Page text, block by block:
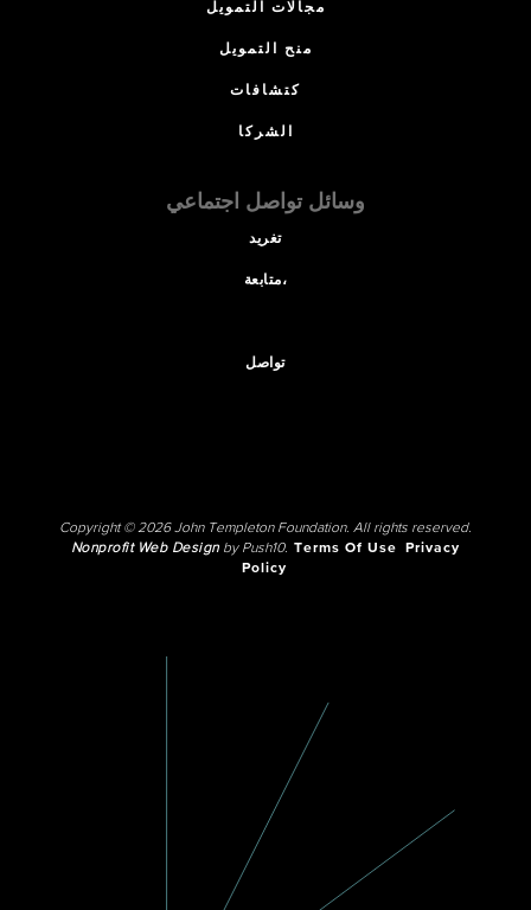
مجالات التمويل
منح التمويل
كتشافات
الشركا
وسائل تواصل اجتماعي
تغريد
متابعة،
تواصل
Copyright © 2026 John Templeton Foundation. All rights reserved.
Nonprofit Web Designby Push10. Terms Of Use
Privacy
Policy